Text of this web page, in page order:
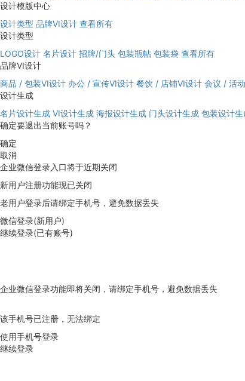
设计模版中心
设计类型 品牌VI设计 查看所有
设计类型
LOGO设计 名片设计 招牌/门头 包装瓶帖 包装袋 查看所有
品牌VI设计
商品 / 包装VI设计 办公 / 宣传VI设计 餐饮 / 店铺VI设计 会议 / 活
设计生成
名片设计生成 VI设计生成 海报设计生成 门头设计生成 包装设计生
确定要退出当前账号吗？
确定
取消
企业微信登录入口将于近期关闭
新用户注册功能现已关闭
老用户登录后请绑定手机号，避免数据丢失
微信登录(新用户)
继续登录(已有账号)
企业微信登录功能即将关闭，请绑定手机号，避免数据丢失
该手机号已注册，无法绑定
使用手机号登录
继续登录